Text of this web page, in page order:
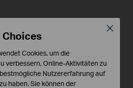
Cookies, um die
verbessern, Online-Aktivitäten zu
Nutzererfahrung auf
haben. Sie können der
Close